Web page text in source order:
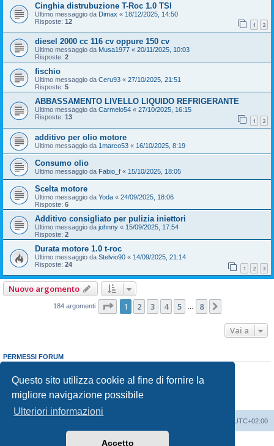
Questo sito utilizza cookie al fine di fornire la
migliore navigazione possibile
Ulteriori informazioni
Accetto
Cinghia distrubuzione T-Roc 1.0 TSI
Ultimo messaggio da Dimax « 18/12/2025, 14:50
Risposte: 12 1 2
diesel 2000 cc 116 cv oppure 150 cv
Ultimo messaggio da Musa1977 « 20/11/2025, 10:03
Risposte: 2
fischio
Ultimo messaggio da Ceru93 « 27/10/2025, 21:51
Risposte: 5
ABBASSAMENTO LIVELLO LIQUIDO REFRIGERANTE
Ultimo messaggio da Carmelo54 « 27/10/2025, 16:15
Risposte: 13 1 2
additivo per olio motore
Ultimo messaggio da 1marco53 « 16/10/2025, 8:19
Consumo olio
Ultimo messaggio da Fabio_f « 15/10/2025, 18:05
Scelta motore
Ultimo messaggio da Yoda « 24/09/2025, 18:06
Risposte: 6
Additivo consigliato per pulizia iniettori
Ultimo messaggio da johnny « 15/09/2025, 17:54
Risposte: 2
Durata motore 1.0 t-roc
Ultimo messaggio da Stelvio90 « 14/09/2025, 21:14
Risposte: 24 1 2 3
Nuovo argomento
184 argomenti Pagina di
1 2 3 4 5 8
Vai a
PERMESSI FORUM
Non puoirispondere negli argomenti
Non puoimodificare i tuoi messaggi
Non puoicancellare i tuoi messaggi
Non puoi
inviare allegati
UTC+02:00
phpBB® Forum Software © phpBB Limited